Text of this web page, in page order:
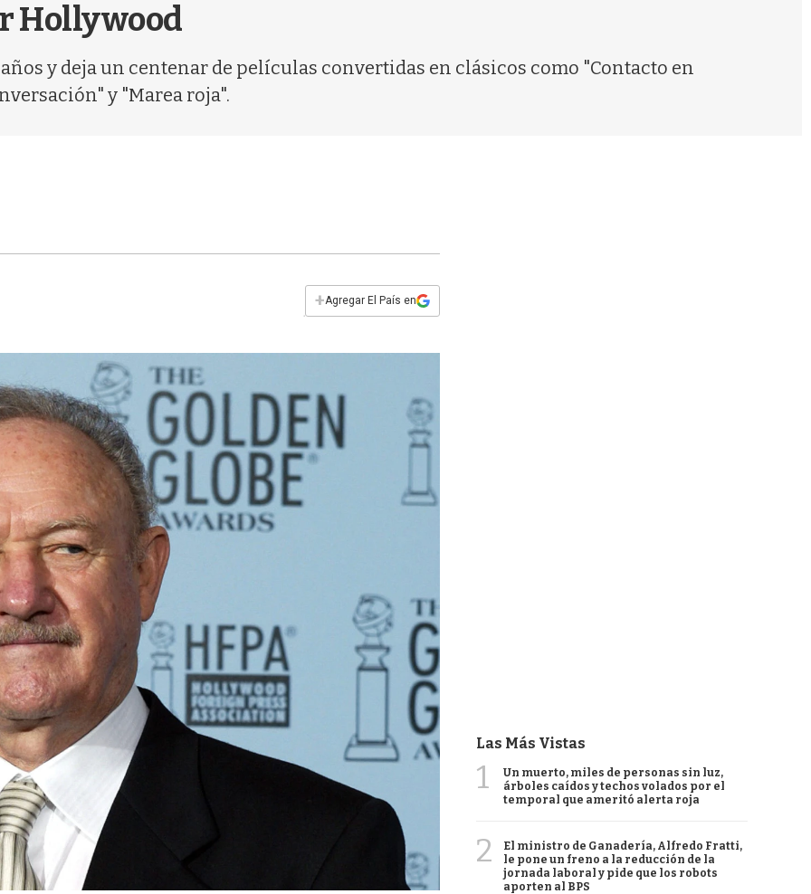
Hollywood
y deja un centenar de películas convertidas en clásicos como "Contacto en
y "Marea roja".
+Agregar El País en
Las Más Vistas
1
Un muerto, miles de personas sin luz,
árboles caídos y techos volados por el
temporal que ameritó alerta roja
2
El ministro de Ganadería, Alfredo Fratti,
le pone un freno a la reducción de la
jornada laboral y pide que los robots
aporten al BPS